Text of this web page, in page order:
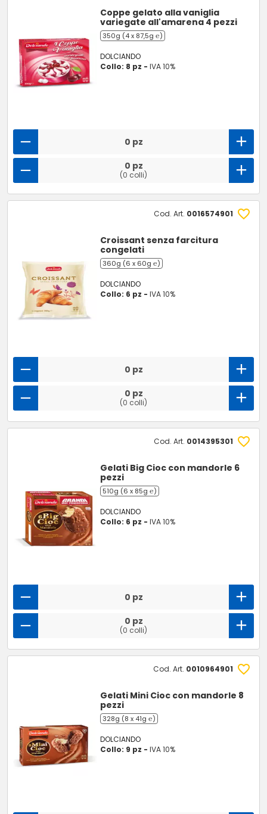
Coppe gelato alla vaniglia
variegate all'amarena 4 pezzi
350g (4 x 87,5g ℮)
DOLCIANDO
Collo: 8 pz -IVA 10%
0 pz
0 pz
(0 colli)
Cod. Art. 0016574901
Croissant senza farcitura
congelati
360g (6 x 60g ℮)
DOLCIANDO
Collo: 6 pz -IVA 10%
0 pz
0 pz
(0 colli)
Cod. Art. 0014395301
Gelati Big Cioc con mandorle 6
pezzi
510g (6 x 85g ℮)
DOLCIANDO
Collo: 6 pz -IVA 10%
0 pz
0 pz
(0 colli)
Cod. Art. 0010964901
Gelati Mini Cioc con mandorle 8
pezzi
328g (8 x 41g ℮)
DOLCIANDO
Collo: 9 pz -IVA 10%